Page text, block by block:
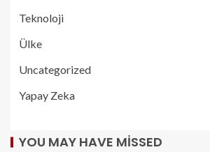
Teknoloji
Ülke
Uncategorized
Yapay Zeka
YOU MAY HAVE MISSED